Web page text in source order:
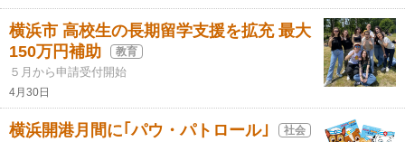
横浜市 高校生の長期留学支援を拡充 最大
150万円補助
教育
５月から申請受付開始
4月30日
横浜開港月間に｢パウ・パトロール｣ 社会